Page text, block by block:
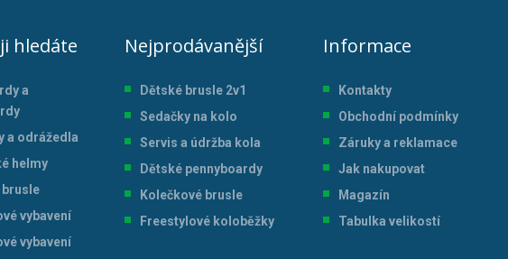
hledáte
a
a odrážedla
helmy
brusle
vybavení
vybavení
Nejprodávanější
Dětské brusle 2v1
Sedačky na kolo
Servis a údržba kola
Dětské pennyboardy
Kolečkové brusle
Freestylové koloběžky
Informace
Kontakty
Obchodní podmínky
Záruky a reklamace
Jak nakupovat
Magazín
Tabulka velikostí